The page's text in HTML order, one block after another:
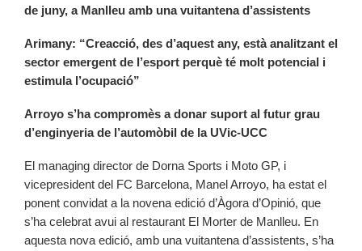
de juny, a Manlleu amb una vuitantena d’assistents
Arimany: “Creacció, des d’aquest any, està analitzant el
sector emergent de l’esport perquè té molt potencial i
estimula l’ocupació”
Arroyo s’ha compromès a donar suport al futur grau
d’enginyeria de l’automòbil de la UVic-UCC
El managing director de Dorna Sports i Moto GP, i
vicepresident del FC Barcelona, Manel Arroyo, ha estat el
ponent convidat a la novena edició d’Àgora d’Opinió, que
s’ha celebrat avui al restaurant El Morter de Manlleu. En
aquesta nova edició, amb una vuitantena d’assistents, s’ha